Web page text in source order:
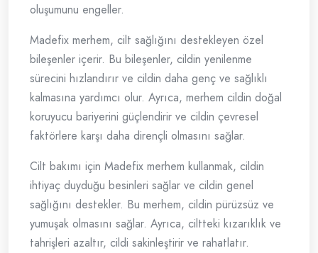
oluşumunu engeller.
Madefix merhem, cilt sağlığını destekleyen özel
bileşenler içerir. Bu bileşenler, cildin yenilenme
sürecini hızlandırır ve cildin daha genç ve sağlıklı
kalmasına yardımcı olur. Ayrıca, merhem cildin doğal
koruyucu bariyerini güçlendirir ve cildin çevresel
faktörlere karşı daha dirençli olmasını sağlar.
Cilt bakımı için Madefix merhem kullanmak, cildin
ihtiyaç duyduğu besinleri sağlar ve cildin genel
sağlığını destekler. Bu merhem, cildin pürüzsüz ve
yumuşak olmasını sağlar. Ayrıca, ciltteki kızarıklık ve
tahrişleri azaltır, cildi sakinleştirir ve rahatlatır.